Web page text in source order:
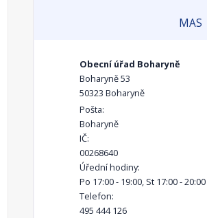
MAS
Obecní úřad Boharyně
Boharyně 53
50323 Boharyně
Pošta:
Boharyně
IČ:
00268640
Úřední hodiny:
Po 17:00 - 19:00, St 17:00 - 20:00
Telefon:
495 444 126